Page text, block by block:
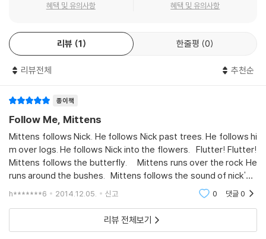
혜택 및 유의사항 혜택 및 유의사항
리뷰 1 한줄평 0
리뷰전체 추천순
종이책
Follow Me, Mittens
Mittens follows Nick. He follows Nick past trees. He follows hi
m over logs. He follows Nick into the flowers. Flutter! Flutter!
Mittens follows the butterfly. Mittens runs over the rock He
runs around the bushes. Mittens follows the sound of nick's v
oice. 고양이 Mittens 꼬마Nick를 따라서 나무랑, 꽃이랑 지나가면서
h*******6 2014.12.05. 신고 0 댓글0
리뷰 전체보기